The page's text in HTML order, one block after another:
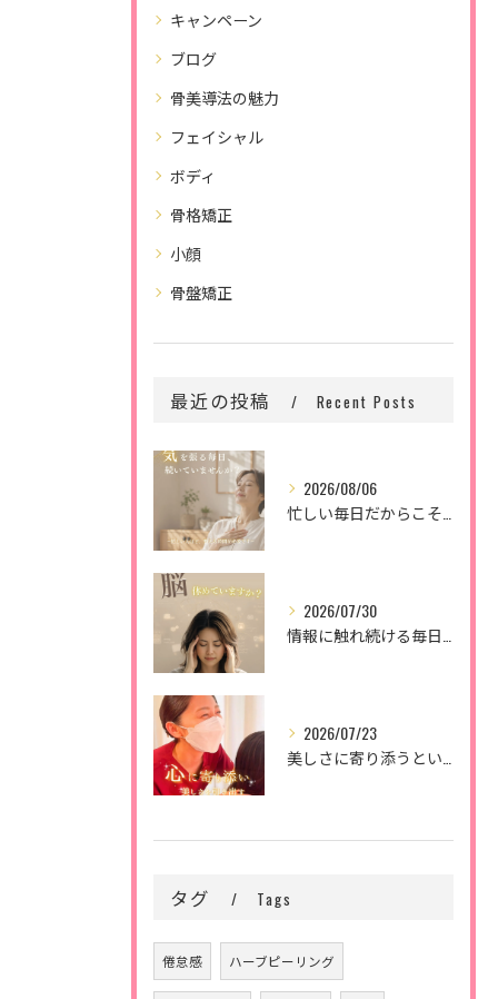
キャンペーン
ブログ
骨美導法の魅力
フェイシャル
ボディ
骨格矯正
小顔
骨盤矯正
最近の投稿 Recent Posts
2026/08/06
2026/07/30
2026/07/23
タグ Tags
倦怠感 ハーブピーリング